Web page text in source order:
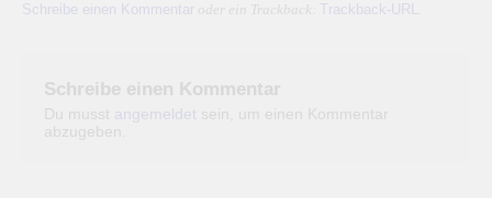
Schreibe einen Kommentar oder ein Trackback: Trackback-URL
Schreibe einen Kommentar
Du musst angemeldet sein, um einen Kommentar
abzugeben.